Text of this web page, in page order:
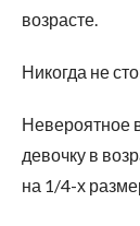
возрасте.
Никогда не
Невероятное
девочку в
на 1/4-х